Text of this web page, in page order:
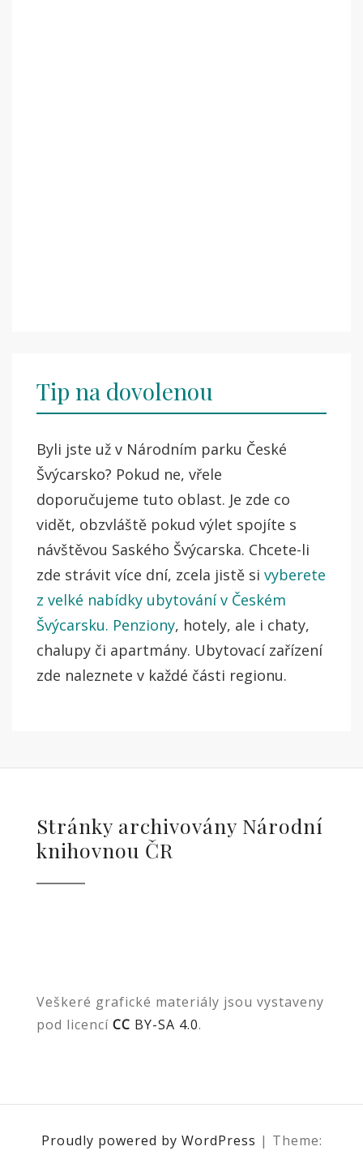
Tip na dovolenou
Byli jste už v Národním parku České
Švýcarsko? Pokud ne, vřele
doporučujeme tuto oblast. Je zde co
vidět, obzvláště pokud výlet spojíte s
návštěvou Saského Švýcarska. Chcete-li
zde strávit více dní, zcela jistě si vyberete
z velké nabídky ubytování v Českém
Švýcarsku. Penziony, hotely, ale i chaty,
chalupy či apartmány. Ubytovací zařízení
zde naleznete v každé části regionu.
Stránky archivovány Národní
knihovnou ČR
Veškeré grafické materiály jsou vystaveny
pod licencí CC BY-SA 4.0.
Proudly powered by WordPress | Theme: